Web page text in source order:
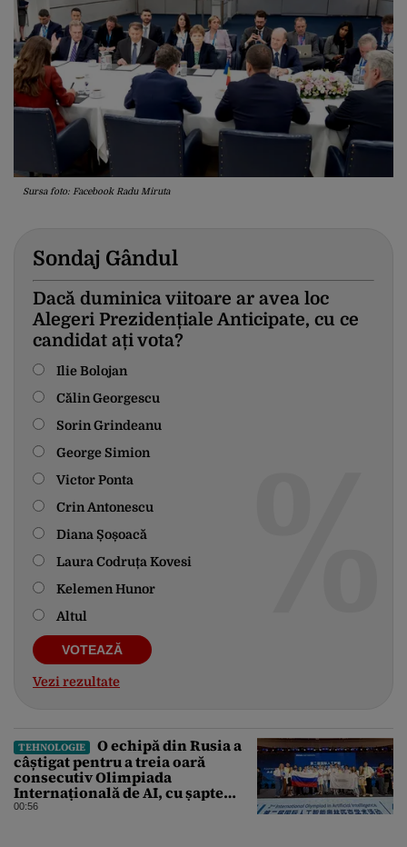
Sursa foto: Facebook Radu Miruta
Sondaj Gândul
Dacă duminica viitoare ar avea loc
Alegeri Prezidențiale Anticipate, cu ce
candidat ați vota?
Ilie Bolojan
Călin Georgescu
Sorin Grindeanu
George Simion
Victor Ponta
Crin Antonescu
Diana Șoșoacă
Laura Codruța Kovesi
Kelemen Hunor
Altul
Vezi rezultate
TEHNOLOGIE
O echipă din Rusia a
câștigat pentru a treia oară
consecutiv Olimpiada
Internațională de AI, cu șapte
medalii din aur și una de bronz
00:56